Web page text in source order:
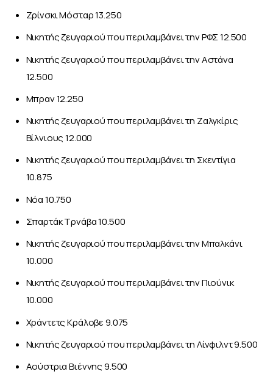
Ζρίνσκι Μόσταρ 13.250
Nικητής ζευγαριού που περιλαμβάνει την ΡΦΣ 12.500
Nικητής ζευγαριού που περιλαμβάνει την Αστάνα
12.500
Μπραν 12.250
Nικητής ζευγαριού που περιλαμβάνει τη Ζαλγκίρις
Βίλνιους 12.000
Nικητής ζευγαριού που περιλαμβάνει τη Σκεντίγια
10.875
Νόα 10.750
Σπαρτάκ Τρνάβα 10.500
Nικητής ζευγαριού που περιλαμβάνει την Μπαλκάνι
10.000
Nικητής ζευγαριού που περιλαμβάνει την Πιούνικ
10.000
Χράντετς Κράλοβε 9.075
Nικητής ζευγαριού που περιλαμβάνει τη Λίνφιλντ 9.500
Αούστρια Βιέννης 9.500